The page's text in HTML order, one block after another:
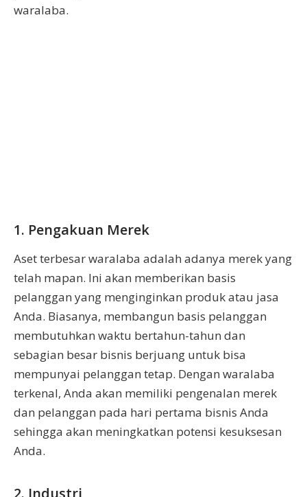
waralaba.
1. Pengakuan Merek
Aset terbesar waralaba adalah adanya merek yang
telah mapan. Ini akan memberikan basis
pelanggan yang menginginkan produk atau jasa
Anda. Biasanya, membangun basis pelanggan
membutuhkan waktu bertahun-tahun dan
sebagian besar bisnis berjuang untuk bisa
mempunyai pelanggan tetap. Dengan waralaba
terkenal, Anda akan memiliki pengenalan merek
dan pelanggan pada hari pertama bisnis Anda
sehingga akan meningkatkan potensi kesuksesan
Anda.